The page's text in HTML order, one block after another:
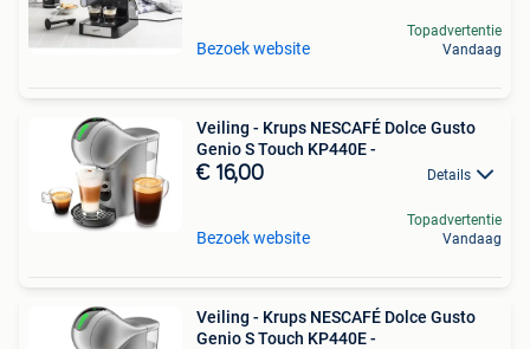
Bezoek website
Topadvertentie
Vandaag
Veiling - Krups NESCAFÉ Dolce Gusto
Genio S Touch KP440E -
€ 16,00 Details
Bezoek website
Topadvertentie
Vandaag
Veiling - Krups NESCAFÉ Dolce Gusto
Genio S Touch KP440E -